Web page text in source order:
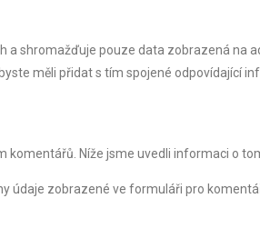
shromažďuje pouze data zobrazená na
měli přidat s tím spojené odpovídající
Níže jsme uvedli informaci o
údaje zobrazené ve formuláři pro